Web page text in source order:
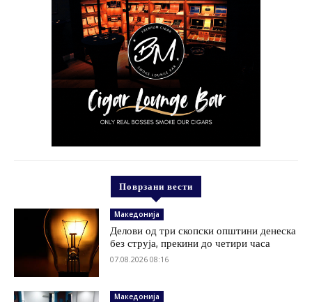
Поврзани вести
Македонија
Делови од три скопски општини денеска
без струја, прекини до четири часа
07.08.2026 08:16
Македонија